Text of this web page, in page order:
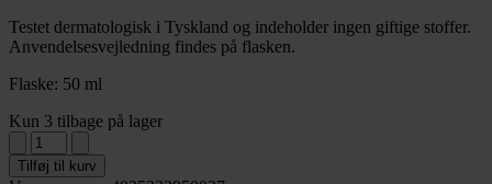
Testet dermatologisk i Tyskland og indeholder ingen giftige stoffer.
Anvendelsesvejledning findes på flasken.
Flaske: 50 ml
Kun 3 tilbage på lager
Tilføj til kurv